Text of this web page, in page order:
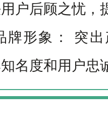
户后顾之忧，
牌形象： 突
名度和用户忠